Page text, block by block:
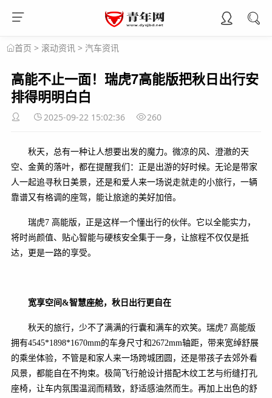
首页 > 滚动资讯 > 汽车资讯
高能不止一面！瑞虎7高能版把秋日出行安
排得明明白白
2025-09-22 15:02:36 260
秋天，总有一种让人想要出发的魔力。微凉的风、澄澈的天
空、金黄的落叶，都在提醒我们：正是出游的好时候。无论是带家
人一起追寻秋日美景，还是和爱人来一场说走就走的小旅行，一辆
靠谱又有格调的座驾，能让旅途的美好加倍。
瑞虎7 高能版，正是这样一个懂出行的伙伴。它以全能实力，
将时尚颜值、贴心智能与硬核安全集于一身，让旅程不仅仅是抵
达，更是一路的享受。
宽享空间 &智慧座舱，秋日出行更自在
秋天的旅行，少不了满满的行囊和满车的欢笑。瑞虎7 高能版
拥有4545*1898*1670mm的车身尺寸和2672mm轴距，带来宽绰舒展
的乘坐体验，不管是和家人来一场跨城团圆，还是带孩子去郊外看
风景，都能自在不拘束。极简飞行舱设计搭配木纹工艺与绗缝打孔
座椅，让车内氛围温润而精致，舒适感油然而生。再加上出色的舒